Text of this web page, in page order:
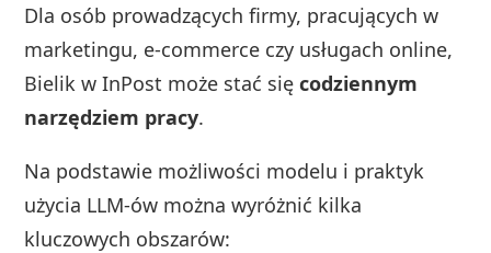
Dla osób prowadzących firmy, pracujących w
marketingu, e‑commerce czy usługach online,
Bielik w InPost może stać sięcodziennym
narzędziem pracy.
Na podstawie możliwości modelu i praktyk
użycia LLM‑ów można wyróżnić kilka
kluczowych obszarów: